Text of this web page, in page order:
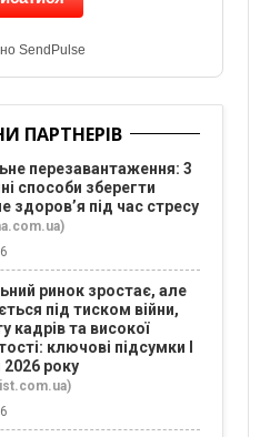
SendPulse
ПАРТНЕРІВ
перезавантаження: 3
способи зберегти
здоров’я під час стресу
ринок зростає, але
під тиском війни,
кадрів та високої
ключові підсумки І
2026 року